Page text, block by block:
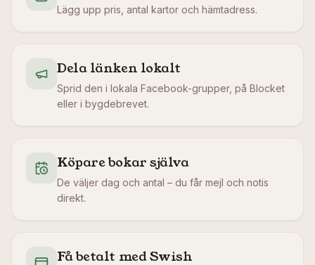
Lägg upp pris, antal kartor och hämtadress.
Dela länken lokalt
Sprid den i lokala Facebook-grupper, på Blocket
eller i bygdebrevet.
Köpare bokar själva
De väljer dag och antal – du får mejl och notis
direkt.
Få betalt med Swish